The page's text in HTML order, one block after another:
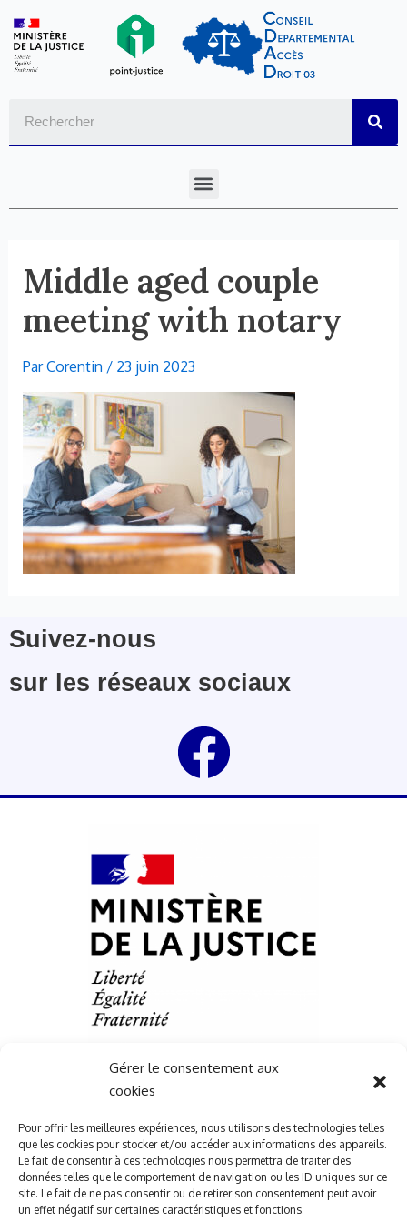
Gérer le consentement aux
cookies
Pour offrir les meilleures expériences, nous utilisons des technologies telles
que les cookies pour stocker et/ou accéder aux informations des appareils.
Le fait de consentir à ces technologies nous permettra de traiter des
données telles que le comportement de navigation ou les ID uniques sur ce
site. Le fait de ne pas consentir ou de retirer son consentement peut avoir
un effet négatif sur certaines caractéristiques et fonctions.
au
contenu
Menu
Middle aged couple
meeting with notary
ParCorentin / 23 juin 2023
Suivez-nous
sur les réseaux sociaux
Liens Utile
Services
Ressources juridique
Actualités